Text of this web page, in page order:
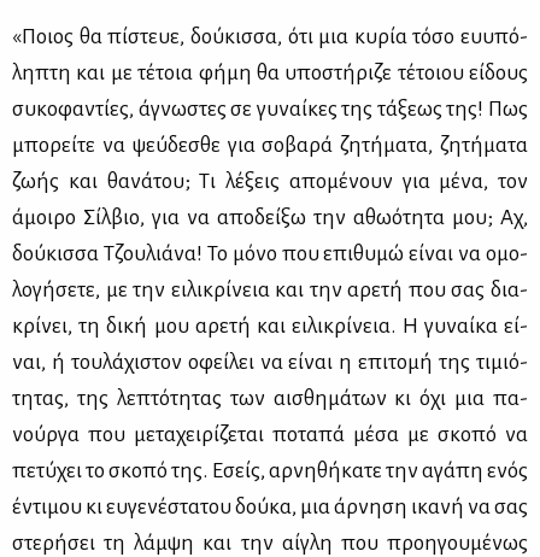
«Ποιος θα πί­στευε, δού­κισ­σα, ότι μια κυ­ρία τό­σο ευ­υ­πό­
λη­πτη και με τέ­τοια φή­μη θα υπο­στή­ρι­ζε τέ­τοιου εί­δους
συ­κο­φα­ντί­ες, άγνω­στες σε γυ­ναί­κες της τά­ξε­ως της! Πως
μπο­ρεί­τε να ψεύ­δε­σθε για σο­βα­ρά ζη­τή­μα­τα, ζη­τή­μα­τα
ζω­ής και θα­νά­του; Τι λέ­ξεις απο­μέ­νουν για μέ­να, τον
άμοι­ρο Σίλ­βιο, για να απο­δεί­ξω την αθω­ό­τη­τα μου; Αχ,
δού­κισ­σα Τζου­λιά­να! Το μό­νο που επι­θυ­μώ εί­ναι να ομο­
λο­γή­σε­τε, με την ει­λι­κρί­νεια και την αρε­τή που σας δια­
κρί­νει, τη δι­κή μου αρε­τή και ει­λι­κρί­νεια. Η γυ­ναί­κα εί­
ναι, ή του­λά­χι­στον οφεί­λει να εί­ναι η επι­το­μή της τι­μιό­
τη­τας, της λε­πτό­τη­τας των αι­σθη­μά­των κι όχι μια πα­
νούρ­γα που με­τα­χει­ρί­ζε­ται πο­τα­πά μέ­σα με σκο­πό να
πε­τύ­χει το σκο­πό της. Εσείς, αρ­νη­θή­κα­τε την αγά­πη ενός
έντι­μου κι ευ­γε­νέ­στα­του δού­κα, μια άρ­νη­ση ικα­νή να σας
στε­ρή­σει τη λάμ­ψη και την αί­γλη που προη­γου­μέ­νως